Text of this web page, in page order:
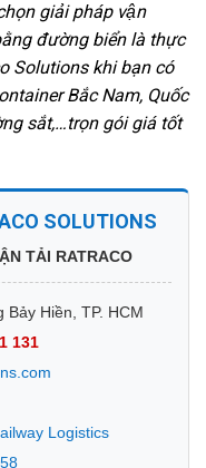
giải pháp vận
đường biển là thực
Solutions khi bạn có
Bắc Nam, Quốc
sắt,…trọn gói giá tốt
SOLUTIONS
TẢI RATRACO
Hiền, TP. HCM
131
Logistics